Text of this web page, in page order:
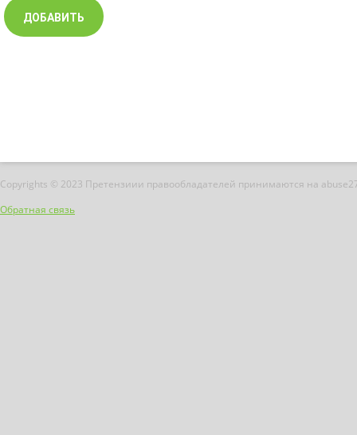
Copyrights © 2023 Претензиии правообладателей принимаются на
Обратная связь